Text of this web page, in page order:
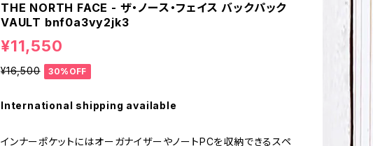
THE NORTH FACE - ザ・ノース・フェイス バックパック
VAULT bnf0a3vy2jk3
¥11,550
¥16,500 30%OFF
International shipping available
インナーポケットにはオーガナイザーやノートPCを収納できるスペ